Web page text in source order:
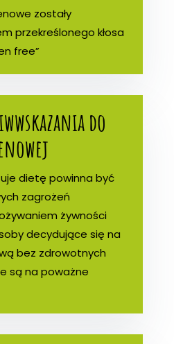
zostały
przekreślonego kłosa
free”
do
dietę powinna być
zagrożeń
żywności
decydujące się na
bez zdrowotnych
są na poważne